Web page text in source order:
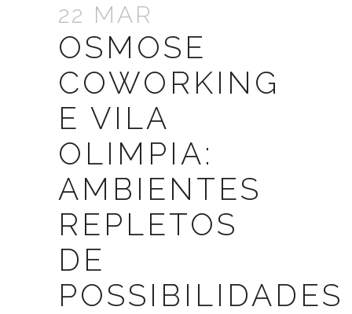
22 MAR
OSMOSE
COWORKING
E VILA
OLIMPIA:
AMBIENTES
REPLETOS
DE
POSSIBILIDADES